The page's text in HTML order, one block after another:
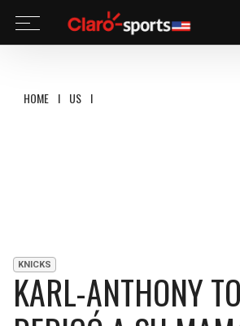
HOME I US I
KNICKS
KARL-ANTHONY